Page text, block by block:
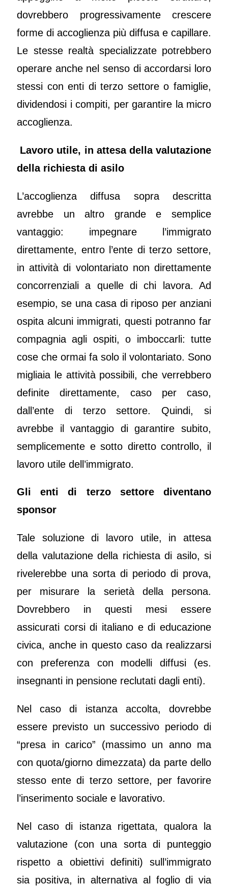
dovrebbero progressivamente crescere
forme di accoglienza più diffusa e capillare.
Le stesse realtà specializzate potrebbero
operare anche nel senso di accordarsi loro
stessi con enti di terzo settore o famiglie,
dividendosi i compiti, per garantire la micro
accoglienza.
Lavoro utile, in attesa della valutazione
della richiesta di asilo
L’accoglienza diffusa sopra descritta
avrebbe un altro grande e semplice
vantaggio: impegnare l’immigrato
direttamente, entro l’ente di terzo settore,
in attività di volontariato non direttamente
concorrenziali a quelle di chi lavora. Ad
esempio, se una casa di riposo per anziani
ospita alcuni immigrati, questi potranno far
compagnia agli ospiti, o imboccarli: tutte
cose che ormai fa solo il volontariato. Sono
migliaia le attività possibili, che verrebbero
definite direttamente, caso per caso,
dall’ente di terzo settore. Quindi, si
avrebbe il vantaggio di garantire subito,
semplicemente e sotto diretto controllo, il
lavoro utile dell’immigrato.
Gli enti di terzo settore diventano
sponsor
Tale soluzione di lavoro utile, in attesa
della valutazione della richiesta di asilo, si
rivelerebbe una sorta di periodo di prova,
per misurare la serietà della persona.
Dovrebbero in questi mesi essere
assicurati corsi di italiano e di educazione
civica, anche in questo caso da realizzarsi
con preferenza con modelli diffusi (es.
insegnanti in pensione reclutati dagli enti).
Nel caso di istanza accolta, dovrebbe
essere previsto un successivo periodo di
“presa in carico” (massimo un anno ma
con quota/giorno dimezzata) da parte dello
stesso ente di terzo settore, per favorire
l’inserimento sociale e lavorativo.
Nel caso di istanza rigettata, qualora la
valutazione (con una sorta di punteggio
rispetto a obiettivi definiti) sull’immigrato
sia positiva, in alternativa al foglio di via